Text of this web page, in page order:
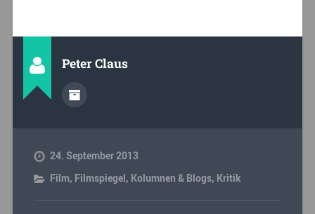
Peter Claus
24. September 2013
Film, Filmspiegel, Kolumnen & Blogs, Kritik